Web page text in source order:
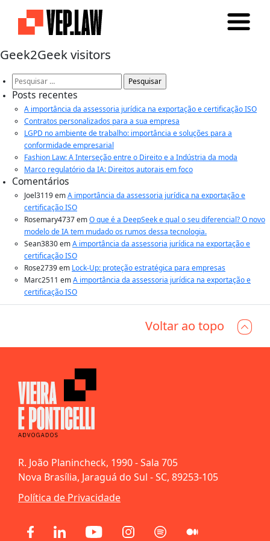
Geek2Geek visitors
Pesquisar
por:
Posts recentes
A importância da assessoria jurídica na exportação e certificação ISO
Contratos personalizados para a sua empresa
LGPD no ambiente de trabalho: importância e soluções para a
conformidade empresarial
Fashion Law: A Interseção entre o Direito e a Indústria da moda
Marco regulatório da IA: Direitos autorais em foco
Comentários
Joel3119emA importância da assessoria jurídica na exportação e
certificação ISO
Rosemary4737emO que é a DeepSeek e qual o seu diferencial? O novo
modelo de IA tem mudado os rumos dessa tecnologia.
Sean3830emA importância da assessoria jurídica na exportação e
certificação ISO
Rose2739em Lock-Up: proteção estratégica para empresas
Marc2511 emA importância da assessoria jurídica na exportação e
certificação ISO
Voltar ao topo
R. João Planincheck, 1990 - Sala 705
Nova Brasília, Jaraguá do Sul - SC, 89253-105
Política de Privacidade